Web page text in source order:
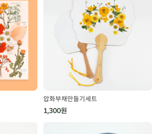
압화부채만들기세트
1,300원